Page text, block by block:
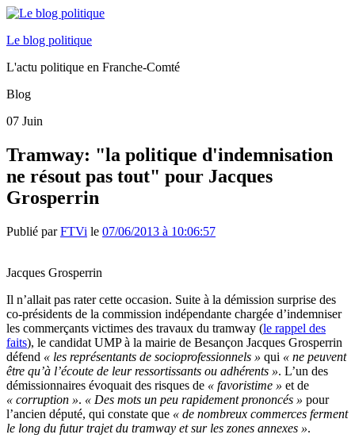
Le blog politique
L'actu politique en Franche-Comté
Blog
07 Juin
Tramway: "la politique d'indemnisation
ne résout pas tout" pour Jacques
Grosperrin
Publié parFTVi le 07/06/2013 à 10:06:57
Jacques Grosperrin
Il n’allait pas rater cette occasion. Suite à la démission surprise des
co-présidents de la commission indépendante chargée d’indemniser
les commerçants victimes des travaux du tramway (le rappel des
faits), le candidat UMP à la mairie de Besançon Jacques Grosperrin
défend « les représentants de socioprofessionnels » qui « ne peuvent
être qu’à l’écoute de leur ressortissants ou adhérents ». L’un des
démissionnaires évoquait des risques de « favoristime » et de
« corruption ». « Des mots un peu rapidement prononcés » pour
l’ancien député, qui constate que « de nombreux commerces ferment
le long du futur trajet du tramway et sur les zones annexes ».